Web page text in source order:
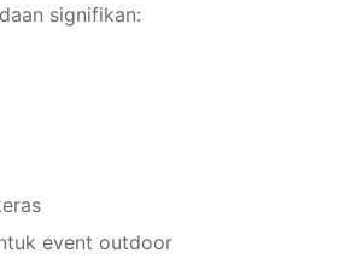
signifikan:
event outdoor